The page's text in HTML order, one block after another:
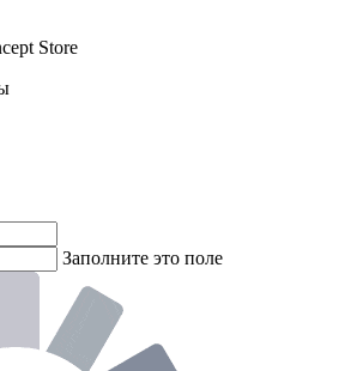
Store
Заполните это поле